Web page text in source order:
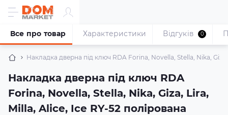
Накладка дверна під ключ RDA Forina, Novella, Stella, Nika,
Накладка дверна під ключ RDA
Forina, Novella, Stella, Nika, Giza, Lira,
Milla, Alice, Ice RY-52 полірована
Все про товар Характеристики Відгуків 0